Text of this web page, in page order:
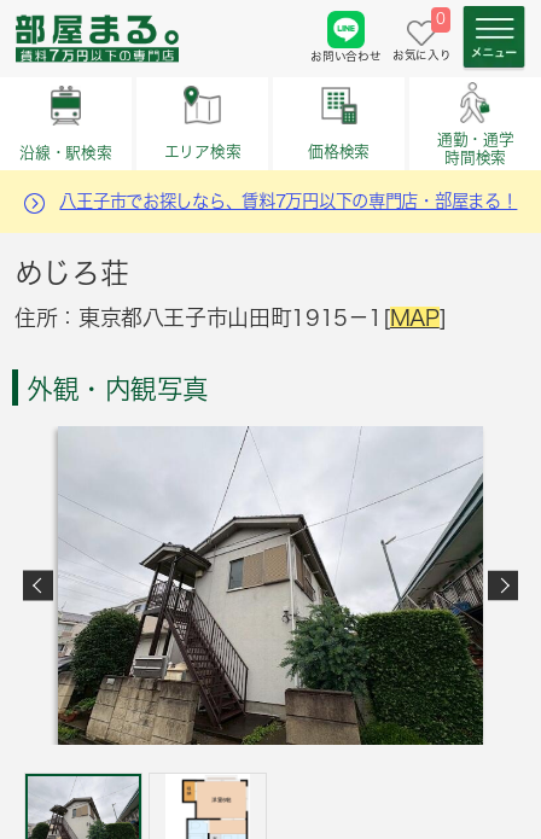
お問い合わせ
0
お気に入り
沿線・駅検索 エリア検索 価格検索
通勤・通学
時間検索
八王子市でお探しなら、賃料7万円以下の専門店・部屋まる！
めじろ荘
住所：東京都八王子市山田町1915－1[MAP]
外観・内観写真